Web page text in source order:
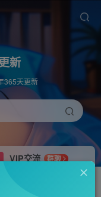
新
365天更新
VIP交流
群聊
研究探讨更多创业项目路子。